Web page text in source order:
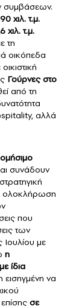
συμβάσεων.
χιλ. τ.μ.
τ.μ.
τη
οικόπεδα
Γούρνεςστο
από τη
αλλά
συνάδουν
ολοκλήρωση
που
των
Ιουλίου με
η
ίδια
εισηγμένη να
σε